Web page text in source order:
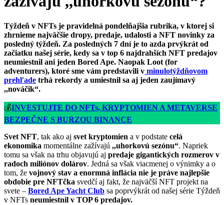
Týždeň v NFTs je pravidelná pondelňajšia rubrika, v ktorej si
zhrnieme najväčšie dropy, predaje, udalosti a NFT novinky za
posledný týždeň. Za posledných 7 dní je to azda prvýkrát od
začiatku našej série, kedy sa v top 6 najdrahších NFT predajov
neumiestnil ani jeden Bored Ape. Naopak Loot (for
adventurers), ktoré sme vám predstavili v minulotýždňovom
prehľade trhá rekordy a umiestnil sa aj jeden zaujímavý
,,nováčik“.
💰INVESTUJTE DO NFTs, KRYPTOMIEN A METAVERSE
BEZPEČNE S BURZOU BINANCE
Svet NFT, tak ako aj svet kryptomien a v podstate celá
ekonomika momentálne zažívajú ,,uhorkovú sezónu“. Napriek
tomu sa však na trhu objavujú aj predaje gigantických rozmerov v
radoch miliónov dolárov. Jedná sa však viacmenej o výnimky a o
tom, že vojnový stav a enormná inflácia nie je práve najlepšie
obdobie pre NFTčka svedčí aj fakt, že najväčší NFT projekt na
svete – Bored Ape Yacht Club sa poprvýkrát od našej série Týždeň
v NFTs neumiestnil v TOP 6 predajov.